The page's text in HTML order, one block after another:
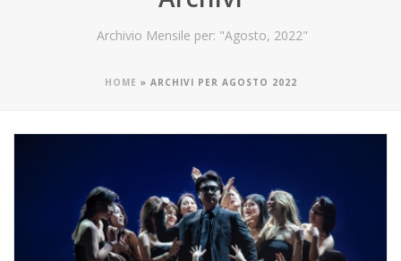
Archivio Mensile per: "Agosto, 2022"
HOME » ARCHIVI PER AGOSTO 2022